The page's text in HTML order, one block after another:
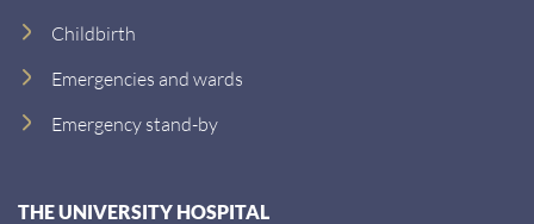
Childbirth
Emergencies and wards
Emergency stand-by
THE UNIVERSITY HOSPITAL